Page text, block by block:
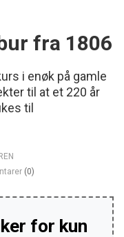
fra 1806
i enøk på gamle
til at et 220 år
til
(0)
for kun